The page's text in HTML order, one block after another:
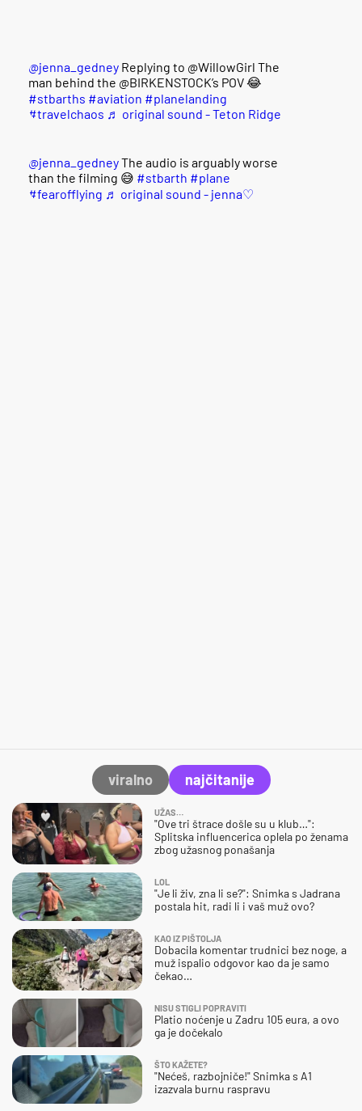
@jenna_gedney Replying to @WillowGirl The
man behind the @BIRKENSTOCK’s POV 😂
#stbarths #aviation #planelanding
#travelchaos ♬ original sound - Teton Ridge
@jenna_gedneyThe audio is arguably worse
than the filming 😅 #stbarth #plane
#fearofflying ♬ original sound - jenna♡
viralno najčitanije
UŽAS…
"Ove tri štrace došle su u klub…":
Splitska influencerica oplela po ženama
zbog užasnog ponašanja
LOL
"Je li živ, zna li se?": Snimka s Jadrana
postala hit, radi li i vaš muž ovo?
KAO IZ PIŠTOLJA
Dobacila komentar trudnici bez noge, a
muž ispalio odgovor kao da je samo
čekao…
NISU STIGLI POPRAVITI
Platio noćenje u Zadru 105 eura, a ovo
ga je dočekalo
ŠTO KAŽETE?
"Nećeš, razbojniče!" Snimka s A1
izazvala burnu raspravu